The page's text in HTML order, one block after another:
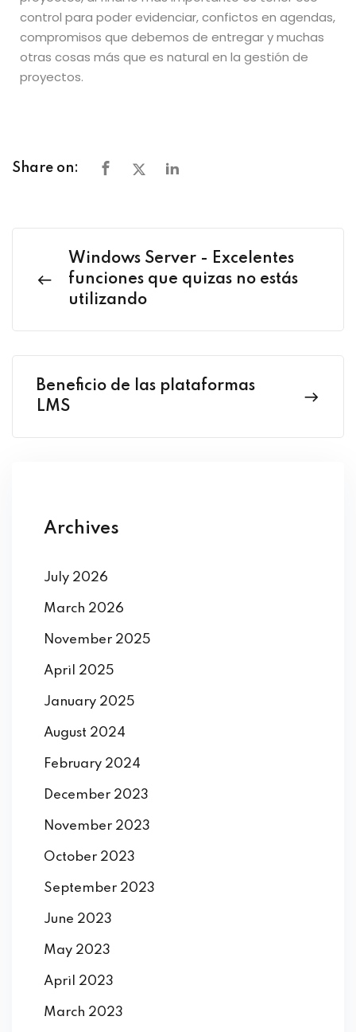
control para poder evidenciar, confictos en agendas,
compromisos que debemos de entregar y muchas
otras cosas más que es natural en la gestión de
proyectos.
Share on:
Windows Server - Excelentes
funciones que quizas no estás
utilizando
Beneficio de las plataformas
LMS
Archives
July 2026
March 2026
November 2025
April 2025
January 2025
August 2024
February 2024
December 2023
November 2023
October 2023
September 2023
June 2023
May 2023
April 2023
March 2023